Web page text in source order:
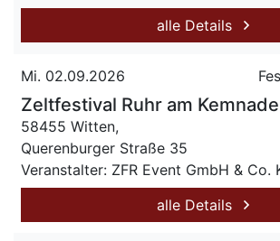
alle Details
Mi. 02.09.2026
Zeltfestival Ruhr am
58455 Witten,
Querenburger Straße 35
Veranstalter: ZFR Event GmbH & Co.
alle Details